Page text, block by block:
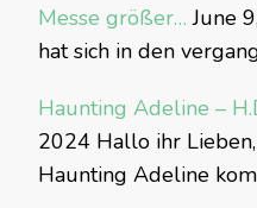
Messe größer… June
hat sich in den
Haunting Adeline –
2024 Hallo ihr
Haunting Adeline